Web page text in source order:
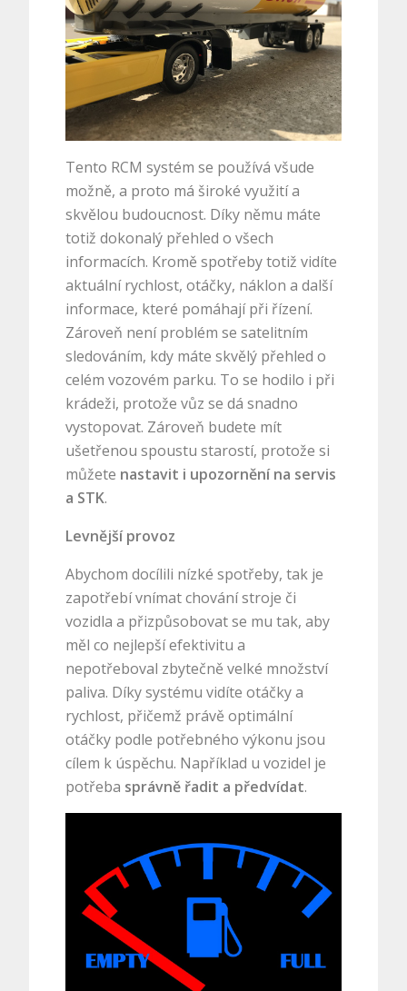
Tento RCM systém se používá všude
možně, a proto má široké využití a
skvělou budoucnost. Díky němu máte
totiž dokonalý přehled o všech
informacích. Kromě spotřeby totiž vidíte
aktuální rychlost, otáčky, náklon a další
informace, které pomáhají při řízení.
Zároveň není problém se satelitním
sledováním, kdy máte skvělý přehled o
celém vozovém parku. To se hodilo i při
krádeži, protože vůz se dá snadno
vystopovat. Zároveň budete mít
ušetřenou spoustu starostí, protože si
můžete nastavit i upozornění na servis
a STK.
Levnější provoz
Abychom docílili nízké spotřeby, tak je
zapotřebí vnímat chování stroje či
vozidla a přizpůsobovat se mu tak, aby
měl co nejlepší efektivitu a
nepotřeboval zbytečně velké množství
paliva. Díky systému vidíte otáčky a
rychlost, přičemž právě optimální
otáčky podle potřebného výkonu jsou
cílem k úspěchu. Například u vozidel je
potřeba správně řadit a předvídat.